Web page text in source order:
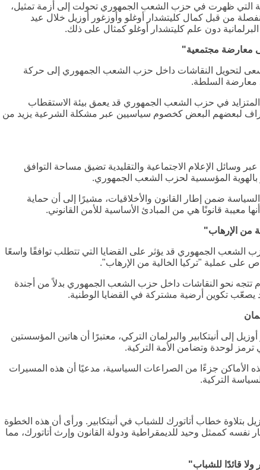
التي ظهرت في حزب الشعب الجمهوري تحولت إلى أزمة تمثيل،
من قبل كمال كليتشدار أوغلو وأوزغور أوزيل خلال عيد
دون علم كليتشدار أوغلو كمثال على ذلك.
معارضة مجتمعية"
لتحويل النقاشات داخل حزب الشعب الجمهوري إلى حركة
معارضة السلطة.
في حزب الشعب الجمهوري قد يعمق بيئة الاستقطاب
لبعضهم البعض كخصوم سياسيين عبر مشكلة الشرعية يزيد من
وسائل الإعلام الاجتماعية والتقليدية تضيق مساحة التوافق
بالهوية المؤسسية لحزب الشعب الجمهوري.
ضمن إطار القانون والأخلاقيات، مشيرًا إلى أن حماية
معيبة قانونًا هي من المبادئ الأساسية للأمن القانوني.
من الإرهاب"
الشعب الجمهوري قد يؤثر على القضايا التي تتطلب توافقًا واسعًا
عملية "تركيا الخالية من الإرهاب".
تتجه نحو النقاشات داخل حزب الشعب الجمهوري بدلاً من أجندة
يصعّب تكوين أرضية مشتركة في القضايا الوطنية.
إلى أنيتكابير والبرلمان التركي، معتبرًا أن هاتين المؤسستين
ترمز لوحدة وتضامن الأمة التركية.
جزءًا من الصراعات السياسية، مدعيًا أن هذه المسيرات
التركية.
بتلاوة خطاب أتاتورك للشباب في أنيتكابير. ورأى أن هذه الخطوة
كممثل وحيد للديمقراطية ودولة القانون وإرث أتاتورك، مما
ولا قائدًا للشباب"